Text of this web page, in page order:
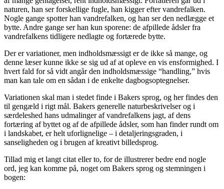
naturen, han ser forskellige fugle, han kigger efter vandrefalken.
Nogle gange spotter han vandrefalken, og han ser den nedlægge et
bytte. Andre gange ser han kun sporene: de afpillede ådsler fra
vandrefalkens tidligere nedlagte og fortærede bytte.
Der er variationer, men indholdsmæssigt er de ikke så mange, og
denne læser kunne ikke se sig ud af at opleve en vis ensformighed. I
hvert fald for så vidt angår den indholdsmæssige “handling,” hvis
man kan tale om en sådan i de enkelte dagbogsoptegnelser.
Variationen skal man i stedet finde i Bakers sprog, og her findes den
til gengæld i rigt mål. Bakers generelle naturbeskrivelser og i
særdeleshed hans udmalinger af vandrefalkens jagt, af dens
fortæring af byttet og af de afpillede ådsler, som han finder rundt om
i landskabet, er helt uforlignelige – i detaljeringsgraden, i
sanseligheden og i brugen af kreativt billedsprog.
Tillad mig et langt citat eller to, for de illustrerer bedre end nogle
ord, jeg kan komme på, noget om Bakers sprog og stemningen i
bogen: